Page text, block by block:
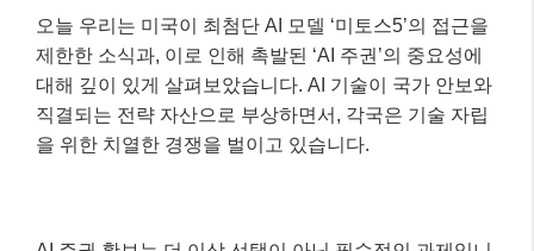
오늘 우리는 미국이 최첨단 AI 모델 ‘미토스5’의 접근을
제한한 소식과, 이로 인해 촉발된 ‘AI 주권’의 중요성에
대해 깊이 있게 살펴보았습니다. AI 기술이 국가 안보와
직결되는 전략 자산으로 부상하면서, 각국은 기술 자립
을 위한 치열한 경쟁을 벌이고 있습니다.